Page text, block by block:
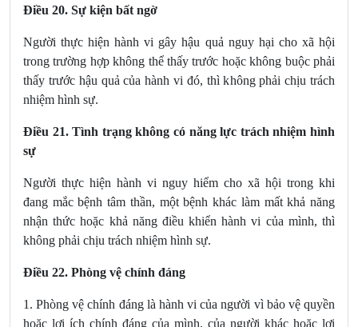
Điều 20. Sự kiện bất ngờ
Người thực hiện hành vi gây hậu quả nguy hại cho xã hội
trong trường hợp không thể thấy trước hoặc không buộc phải
thấy trước hậu quả của hành vi đó, thì không phải chịu trách
nhiệm hình sự.
Điều 21. Tình trạng không có năng lực trách nhiệm hình
sự
Người thực hiện hành vi nguy hiểm cho xã hội trong khi
đang mắc bệnh tâm thần, một bệnh khác làm mất khả năng
nhận thức hoặc khả năng điều khiển hành vi của mình, thì
không phải chịu trách nhiệm hình sự.
Điều 22. Phòng vệ chính đáng
1. Phòng vệ chính đáng là hành vi của người vì bảo vệ quyền
hoặc lợi ích chính đáng của mình, của người khác hoặc lợi